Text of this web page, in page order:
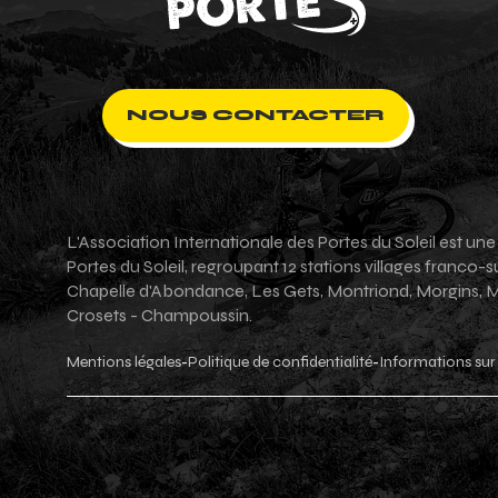
NOUS CONTACTER
L'Association Internationale des Portes du Soleil est
Portes du Soleil, regroupant 12 stations villages franco-
Chapelle d'Abondance, Les Gets, Montriond, Morgins,
Crosets - Champoussin.
Mentions légales-Politique de confidentialité-Informations sur